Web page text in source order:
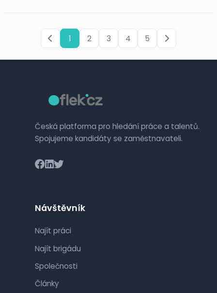
1 2 3 4 5
Česká platforma pro hledání práce a talentů.
Spojujeme kandidáty se zaměstnavateli.
Návštěvník
Najít práci
Najít brigádu
Společnosti
Články